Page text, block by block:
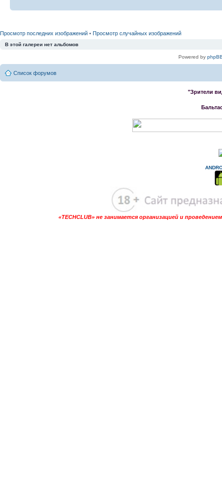
Просмотр последних изображений • Просмотр случайных изображений
В этой галереи нет альбомов
Powered by
Список форумов
"Зрители
«TECHCLUB» не занимается организацией и